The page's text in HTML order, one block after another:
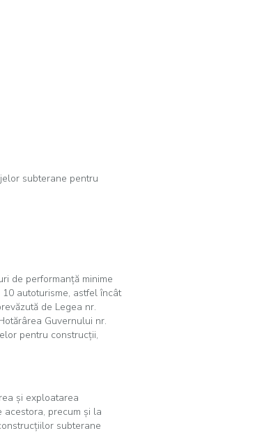
subterane pentru
de performanţă minime
autoturisme, astfel încât
de Legea nr.
Guvernului nr.
pentru construcţii,
şi exploatarea
precum şi la
subterane